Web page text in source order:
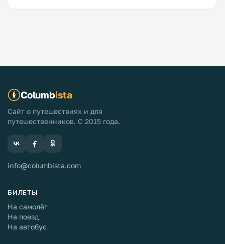
Columbista
Сайт о путешествиях и для
путешественников. С 2015 года.
info@columbista.com
БИЛЕТЫ
На самолёт
На поезд
На автобус